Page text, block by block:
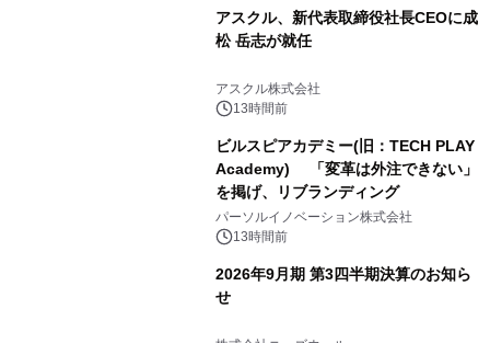
アスクル、新代表取締役社長CEOに成
松 岳志が就任
アスクル株式会社
13時間前
ビルスピアカデミー(旧：TECH PLAY
Academy) 「変革は外注できない」
を掲げ、リブランディング
パーソルイノベーション株式会社
13時間前
2026年9月期 第3四半期決算のお知ら
せ